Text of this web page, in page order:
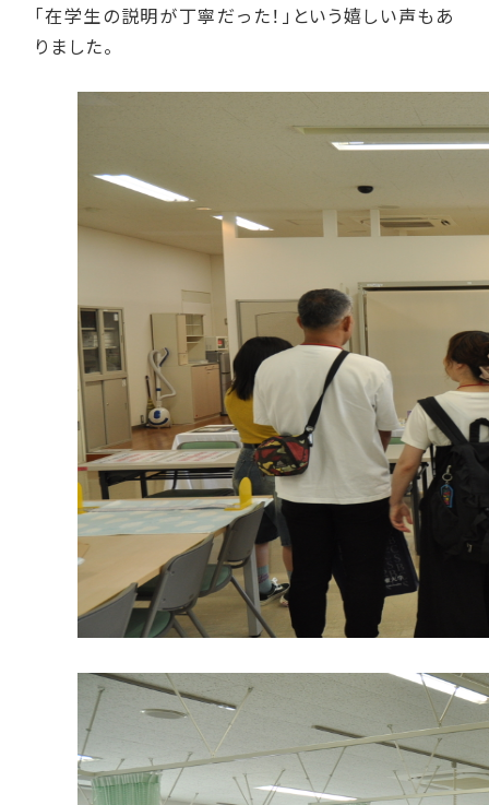
「在学生の説明が丁寧だった！」という嬉しい声もあ
りました。